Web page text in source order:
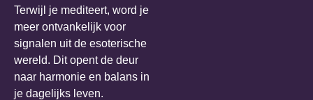
Terwijl je mediteert, word je
meer ontvankelijk voor
signalen uit de esoterische
wereld. Dit opent de deur
naar harmonie en balans in
je dagelijks leven.